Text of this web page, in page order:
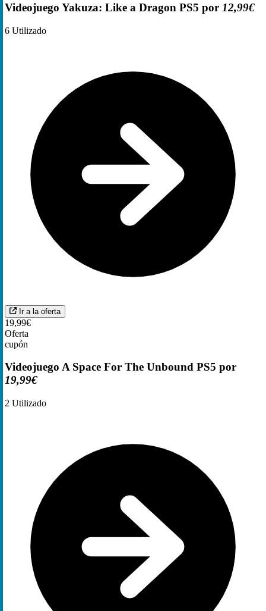
Videojuego Yakuza: Like a Dragon PS5 por 12,99€
6 Utilizado
Ir a la oferta
19,99€
Oferta
cupón
Videojuego A Space For The Unbound PS5 por
19,99€
2 Utilizado